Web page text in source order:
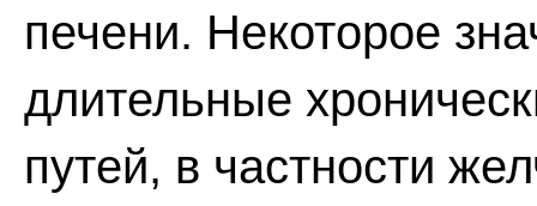
печени. Некоторое
длительные
путей, в частности